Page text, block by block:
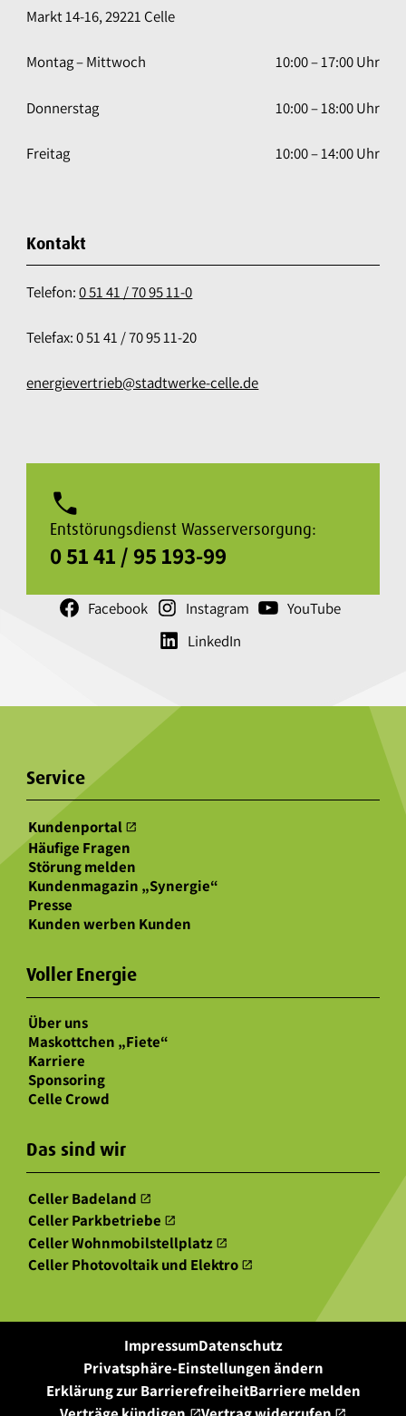
Markt 14-16, 29221 Celle
Montag – Mittwoch 10:00 – 17:00 Uhr
Donnerstag 10:00 – 18:00 Uhr
Freitag 10:00 – 14:00 Uhr
Kontakt
Telefon:0 51 41 / 70 95 11-0
Telefax: 0 51 41 / 70 95 11-20
energievertrieb@stadtwerke-celle.de
phone
Entstörungsdienst Wasserversorgung:
0 51 41 / 95 193-99
Facebook Instagram
YouTube
LinkedIn
Service
Kundenportal open_in_new
Häufige Fragen
Störung melden
Kundenmagazin „Synergie“
Presse
Kunden werben Kunden
Voller Energie
Über uns
Maskottchen „Fiete“
Karriere
Sponsoring
Celle Crowd
Das sind wir
Celler Badeland open_in_new
Celler Parkbetriebe open_in_new
Celler Wohnmobilstellplatz open_in_new
Celler Photovoltaik und Elektro open_in_new
ImpressumDatenschutz
Privatsphäre-Einstellungen ändern
Erklärung zur BarrierefreiheitBarriere melden
open_in_new open_in_new